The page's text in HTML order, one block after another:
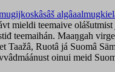
mieldi teemaive
teemaihán. Maaŋgah
Taažâ, Ruotâ já Suomâ
oinui meid